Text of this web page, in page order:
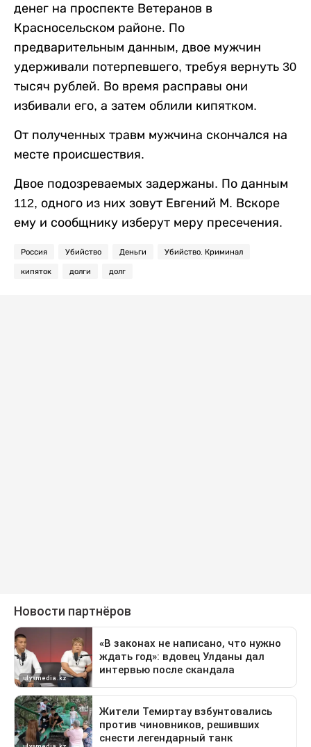
денег на проспекте Ветеранов в
Красносельском районе. По
предварительным данным, двое мужчин
удерживали потерпевшего, требуя вернуть 30
тысяч рублей. Во время расправы они
избивали его, а затем облили кипятком.
От полученных травм мужчина скончался на
месте происшествия.
Двое подозреваемых задержаны. По данным
112, одного из них зовут Евгений М. Вскоре
ему и сообщнику изберут меру пресечения.
Россия Убийство Деньги Убийство. Криминал
кипяток долги долг